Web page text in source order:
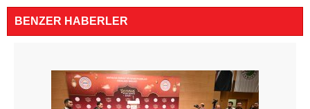
BENZER HABERLER